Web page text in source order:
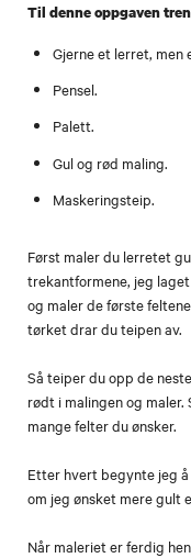
Til denne oppgaven
Gjerne et lerret, men
Pensel.
Palett.
Gul og rød maling.
Maskeringsteip.
Først maler du lerretet
trekantformene, jeg
og maler de første
tørket drar du teipen av.
Så teiper du opp de
rødt i malingen og
mange felter du ønsker.
Etter hvert begynte jeg
om jeg ønsket mere gult
Når maleriet er ferdig